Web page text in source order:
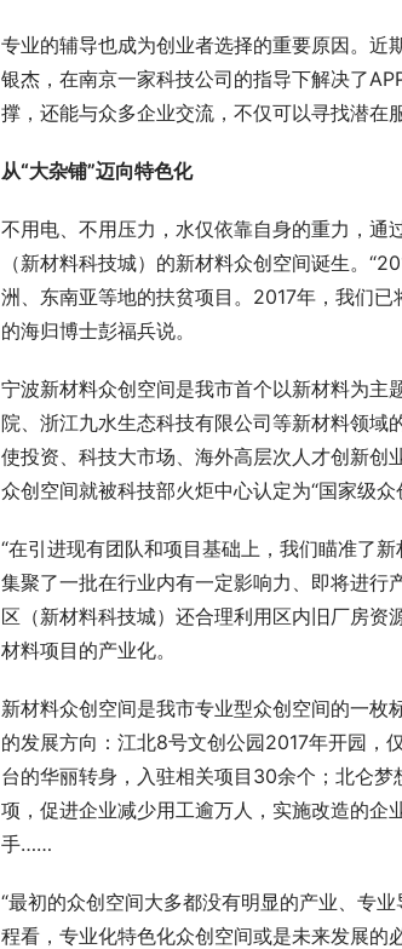
专业的辅导也成为创业者选择的重要原因。近
银杰，在南京一家科技公司的指导下解决了
撑，还能与众多企业交流，不仅可以寻找潜在
从“大杂铺”迈向特色化
不用电、不用压力，水仅依靠自身的重力，通
（新材料科技城）的新材料众创空间诞生。
洲、东南亚等地的扶贫项目。2017年，我们
的海归博士彭福兵说。
宁波新材料众创空间是我市首个以新材料为主
院、浙江九水生态科技有限公司等新材料领
使投资、科技大市场、海外高层次人才创新创
众创空间就被科技部火炬中心认定为“国家级众
“在引进现有团队和项目基础上，我们瞄准了
集聚了一批在行业内有一定影响力、即将进行
区（新材料科技城）还合理利用区内旧厂房
材料项目的产业化。
新材料众创空间是我市专业型众创空间的一
的发展方向：江北8号文创公园2017年开园，
台的华丽转身，入驻相关项目30余个；北仑
项，促进企业减少用工逾万人，实施改造的企
手……
“最初的众创空间大多都没有明显的产业、专
程看，专业化特色化众创空间或是未来发展的